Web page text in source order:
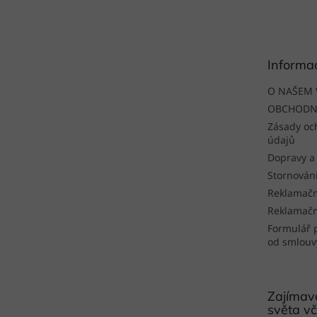
O NAŠEM
Zásady
údajů
Dopravy
Formulář
od
světa